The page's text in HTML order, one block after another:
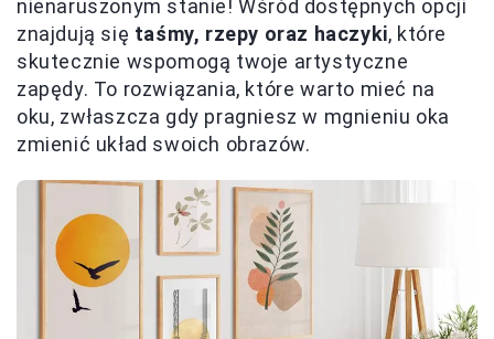
nienaruszonym stanie! Wśród dostępnych opcji
znajdują się taśmy, rzepy oraz haczyki, które
skutecznie wspomogą twoje artystyczne
zapędy. To rozwiązania, które warto mieć na
oku, zwłaszcza gdy pragniesz w mgnieniu oka
zmienić układ swoich obrazów.